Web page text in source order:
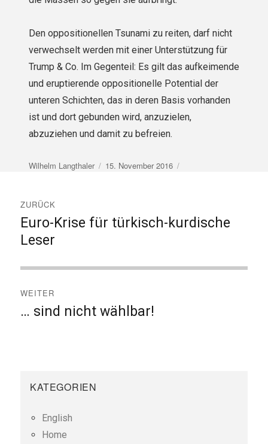
Den oppositionellen Tsunami zu reiten, darf nicht
verwechselt werden mit einer Unterstützung für
Trump & Co. Im Gegenteil: Es gilt das aufkeimende
und eruptierende oppositionelle Potential der
unteren Schichten, das in deren Basis vorhanden
ist und dort gebunden wird, anzuzielen,
abzuziehen und damit zu befreien.
Autor
Wilhelm Langthaler
Veröffentlicht
15. November 2016
ZURÜCK
Vorheriger
Beitrag:
Euro-Krise für türkisch-kurdische
Leser
WEITER
Nächster
… sind nicht wählbar!
KATEGORIEN
English
Home